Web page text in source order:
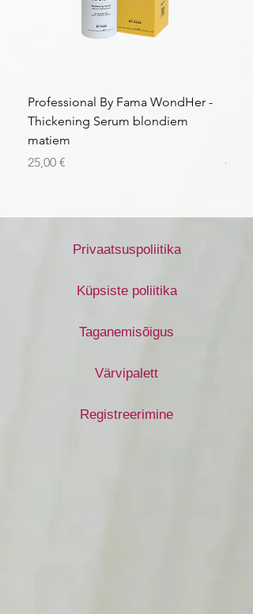
Professional By Fama WondHer -
Thickening Serum blondiem
matiem
Price
25,00 €
Price
43,56
Privaatsuspoliitika
Küpsiste poliitika
Taganemisõigus
Värvipalett
Registreerimine